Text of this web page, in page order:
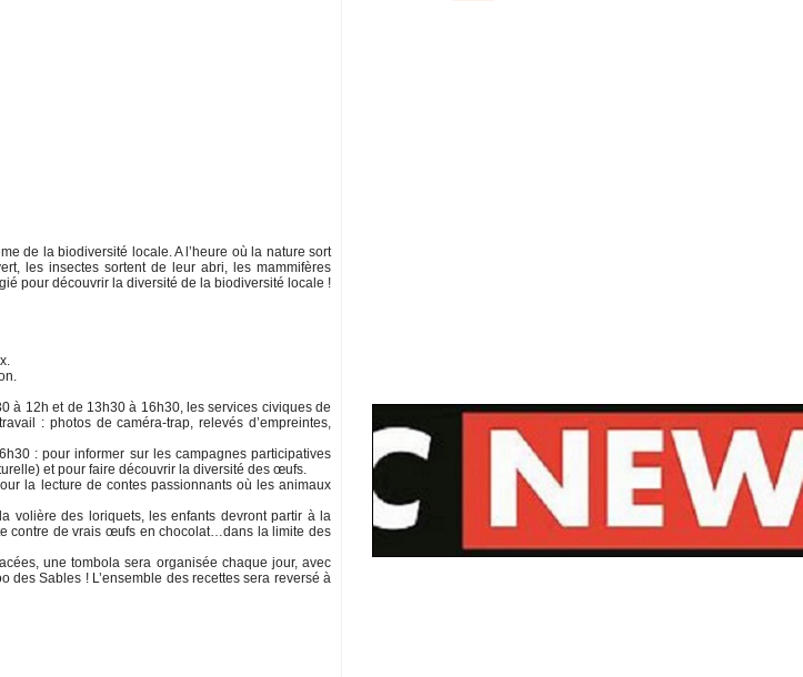
de la biodiversité locale. A l’heure où la nature sort
les insectes sortent de leur abri, les mammifères
pour découvrir la diversité de la biodiversité locale !
à 12h et de 13h30 à 16h30, les services civiques de
: photos de caméra-trap, relevés d’empreintes,
: pour informer sur les campagnes participatives
et pour faire découvrir la diversité des œufs.
la lecture de contes passionnants où les animaux
volière des loriquets, les enfants devront partir à la
contre de vrais œufs en chocolat…dans la limite des
une tombola sera organisée chaque jour, avec
des Sables ! L’ensemble des recettes sera reversé à